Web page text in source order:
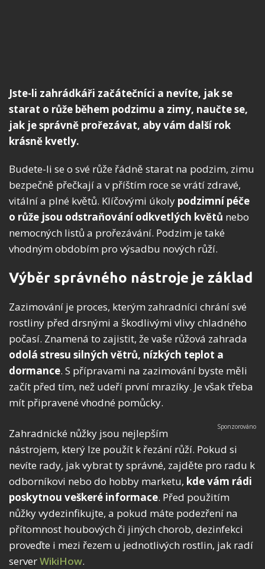
Jste-li zahrádkáři začátečníci a nevíte, jak se
starat o růže během podzimu a zimy, naučte se,
jak je správně prořezávat, aby vám další rok
krásně kvetly.
Budete-li se o své růže řádně starat na podzim, zimu
bezpečně přečkají a v příštím roce se vrátí zdravé,
vitální a plné květů. Klíčovými úkoly podzimní péče
o růže jsou odstraňování odkvetlých květů nebo
nemocných listů a prořezávání. Podzim je také
vhodným obdobím pro výsadbu nových růží.
Výběr správného nástroje je základ
Zazimování je proces, kterým zahradníci chrání své
rostliny před drsnými a škodlivými vlivy chladného
počasí. Znamená to zajistit, že vaše růžová zahrada
odolá stresu silných větrů, nízkých teplot a
dormance. S přípravami na zazimování byste měli
začít před tím, než udeří první mrazíky. Je však třeba
mít připravené vhodné pomůcky.
Zahradnické nůžky jsou nejlepším
nástrojem, který lze použít k řezání růží. Pokud si
nevíte rady, jak vybrat ty správné, zajděte pro radu k
odborníkovi nebo do hobby marketu, kde vám rádi
poskytnou veškeré informace. Před použitím
nůžky vydezinfikujte, a pokud máte podezření na
přítomnost houbových či jiných chorob, dezinfekci
proveďte i mezi řezem u jednotlivých rostlin, jak radí
serverWikiHow.